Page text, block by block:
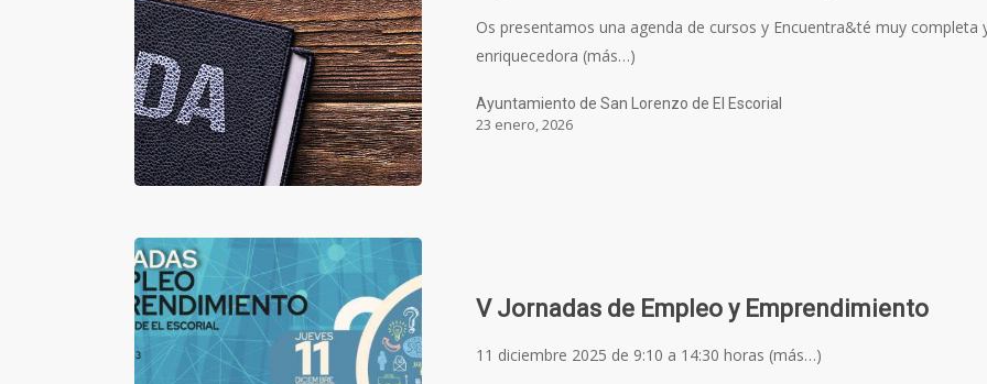
Os presentamos una agenda de cursos y Encuentra&té muy completa
enriquecedora (más…)
Ayuntamiento de San Lorenzo de El Escorial
23 enero, 2026
V Jornadas de Empleo y Emprendimiento
11 diciembre 2025 de 9:10 a 14:30 horas (más…)